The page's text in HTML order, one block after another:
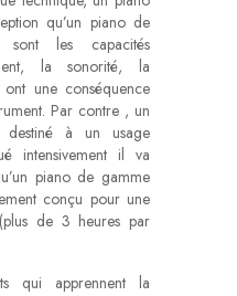
qu’un piano de
sont les capacités
la sonorité, la
une conséquence
Par contre , un
destiné à un usage
intensivement il va
piano de gamme
conçu pour une
de 3 heures par
qui apprennent la